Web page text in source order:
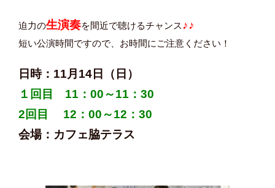
迫力の生演奏を間近で聴けるチャンス ♪♪
短い公演時間ですので、お時間にご注意ください！
日時：11月14日（日）
１回目 11：00～11：30
2回目 12：00～12：30
会場：カフェ脇テラス